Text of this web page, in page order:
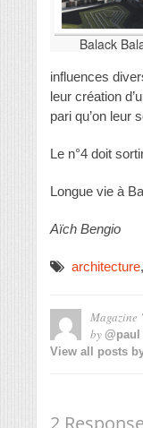
Balack
influences
leur création
pari qu’on leur
Le n°4 doit
Longue vie à
Aïch Bengio
architecture,
Magazine
by @paul
View all posts
2